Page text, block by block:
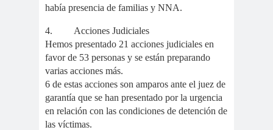
gida
mayo
septiembre
octubre
1DEMAY
O
8demarz
o
aborto
Abraham
Santibañez
Abrazo
s
abuso
s
abusos
había presencia de familias y NNA.
4.
Acciones Judiciales
Hemos presentado 21 acciones judiciales en
favor de 53 personas y se están preparando
varias acciones más.
6 de estas acciones son amparos ante el juez de
garantía que se han presentado por la urgencia
en relación con las condiciones de detención de
las víctimas.